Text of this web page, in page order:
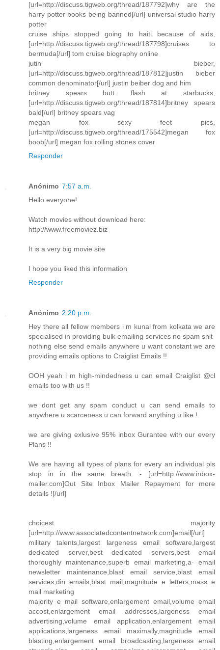
[url=http://discuss.tigweb.org/thread/187792]why are the
harry potter books being banned[/url] universal studio harry
potter
cruise ships stopped going to haiti because of aids,
[url=http://discuss.tigweb.org/thread/187798]cruises to
bermuda[/url] tom cruise biography online
jutin bieber,
[url=http://discuss.tigweb.org/thread/187812]justin bieber
common denominator[/url] justin beiber dog and him
britney spears butt flash at starbucks,
[url=http://discuss.tigweb.org/thread/187814]britney spears
bald[/url] britney spears vag
megan fox sexy feet pics,
[url=http://discuss.tigweb.org/thread/175542]megan fox
boob[/url] megan fox rolling stones cover
Responder
Anónimo 7:57 a.m.
Hello everyone!
Watch movies without download here:
http://www.freemoviez.biz
It is a very big movie site
I hope you liked this information
Responder
Anónimo 2:20 p.m.
Hey there all fellow members i m kunal from kolkata we are
specialised in providing bulk emailing services no spam shit
nothing else send emails anywhere u want constant we are
providing emails options to Craiglist Emails !!
OOH yeah i m high-mindedness u can email Craiglist @cl
emails too with us !!
we dont get any spam conduct u can send emails to
anywhere u scarceness u can forward anything u like !
we are giving exlusive 95% inbox Gurantee with our every
Plans !!
We are having all types of plans for every an individual pls
stop in in the same breath :- [url=http://www.inbox-
mailer.com]Out Site Inbox Mailer Repayment for more
details ![/url]
choicest majority
[url=http://www.associatedcontentnetwork.com]email[/url]
military talents,largest largeness email software,largest
dedicated server,best dedicated servers,best email
thoroughly maintenance,superb email marketing,a- email
newsletter maintenance,blast email service,blast email
services,din emails,blast mail,magnitude e letters,mass e
mail marketing
majority e mail software,enlargement email,volume email
accost,enlargement email addresses,largeness email
advertising,volume email application,enlargement email
applications,largeness email maximally,magnitude email
blasting,enlargement email broadcasting,largeness email